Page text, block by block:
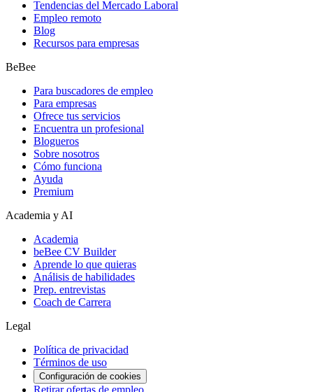
Tendencias del Mercado Laboral
Empleo remoto
Blog
Recursos para empresas
BeBee
Para buscadores de empleo
Para empresas
Ofrece tus servicios
Encuentra un profesional
Blogueros
Sobre nosotros
Cómo funciona
Ayuda
Premium
Academia y AI
Academia
beBee CV Builder
Aprende lo que quieras
Análisis de habilidades
Prep. entrevistas
Coach de Carrera
Legal
Política de privacidad
Términos de uso
Configuración de cookies